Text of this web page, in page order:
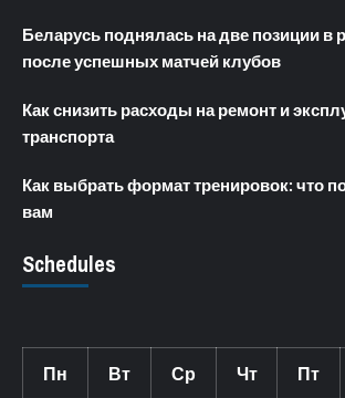
Беларусь поднялась на две позиции в
после успешных матчей клубов
Как снизить расходы на ремонт и
транспорта
Как выбрать формат тренировок: что
вам
Schedules
Пн Вт Ср Чт Пт